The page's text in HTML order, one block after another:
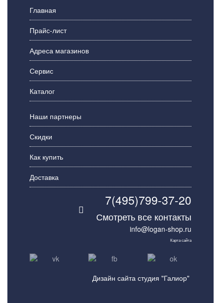
Главная
Прайс-лист
Адреса магазинов
Сервис
Каталог
Наши партнеры
Скидки
Как купить
Доставка
7(495)799-37-20
Смотреть все контакты
info@logan-shop.ru
Карта сайта
Дизайн сайта студия "Галиор"